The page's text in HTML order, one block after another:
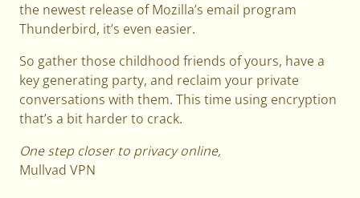
the newest release of Mozilla’s email program
Thunderbird, it’s even easier.
So gather those childhood friends of yours, have a
key generating party, and reclaim your private
conversations with them. This time using encryption
that’s a bit harder to crack.
One step closer to privacy online,
Mullvad VPN